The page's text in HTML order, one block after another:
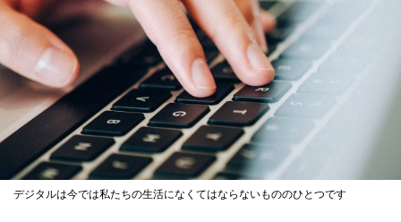
デジタルは今では私たちの生活になくてはならないもののひとつです